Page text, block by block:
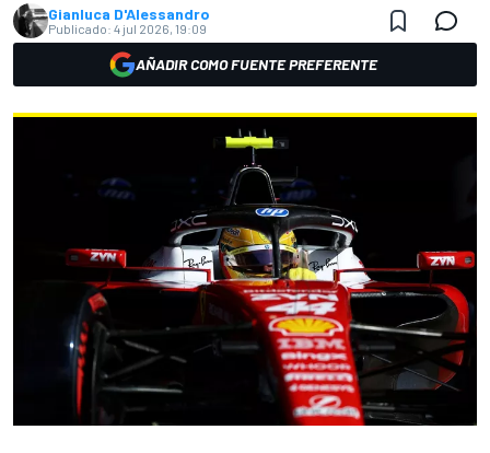
Gianluca D'Alessandro
Publicado: 4 jul 2026, 19:09
AÑADIR COMO FUENTE PREFERENTE